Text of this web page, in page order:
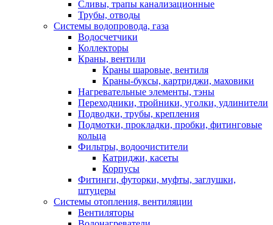
Сливы, трапы канализационные
Трубы, отводы
Системы водопровода, газа
Водосчетчики
Коллекторы
Краны, вентили
Краны шаровые, вентиля
Краны-буксы, картриджи, маховики
Нагревательные элементы, тэны
Переходники, тройники, уголки, удлинители
Подводки, трубы, крепления
Подмотки, прокладки, пробки, фитинговые
кольца
Фильтры, водоочистители
Катриджи, касеты
Корпусы
Фитинги, футорки, муфты, заглушки,
штуцеры
Системы отопления, вентиляции
Вентиляторы